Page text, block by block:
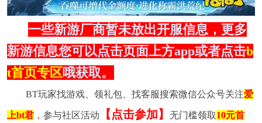
一些新游厂商暂未放出开服信息，更多
新游信息您可以点击页面上方app或者点击b
t首页专区哦获取。
BT玩家找游戏、领礼包、找客服搜索微信公众号关注爱
上bt君，参与社区活动 【点击参加】 无门槛领取10元首